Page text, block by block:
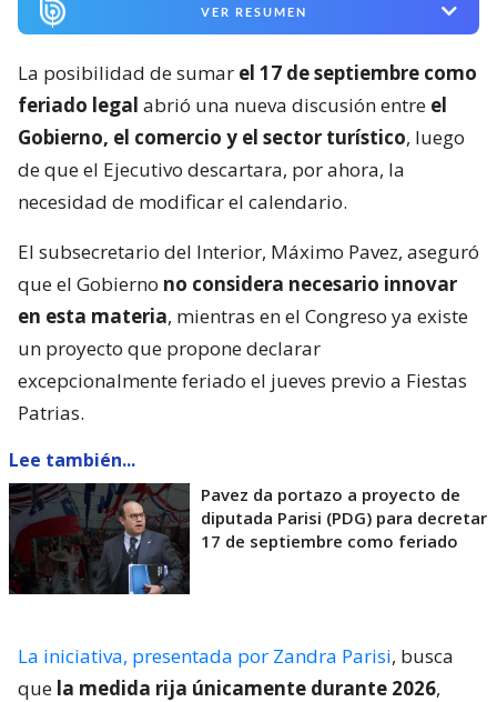
VER RESUMEN
La posibilidad de sumar el 17 de septiembre como
feriado legal abrió una nueva discusión entre el
Gobierno, el comercio y el sector turístico, luego
de que el Ejecutivo descartara, por ahora, la
necesidad de modificar el calendario.
El subsecretario del Interior, Máximo Pavez, aseguró
que el Gobierno no considera necesario innovar
en esta materia, mientras en el Congreso ya existe
un proyecto que propone declarar
excepcionalmente feriado el jueves previo a Fiestas
Patrias.
Lee también...
Pavez da portazo a proyecto de
diputada Parisi (PDG) para decretar
17 de septiembre como feriado
La iniciativa, presentada por Zandra Parisi, busca
que la medida rija únicamente durante 2026,